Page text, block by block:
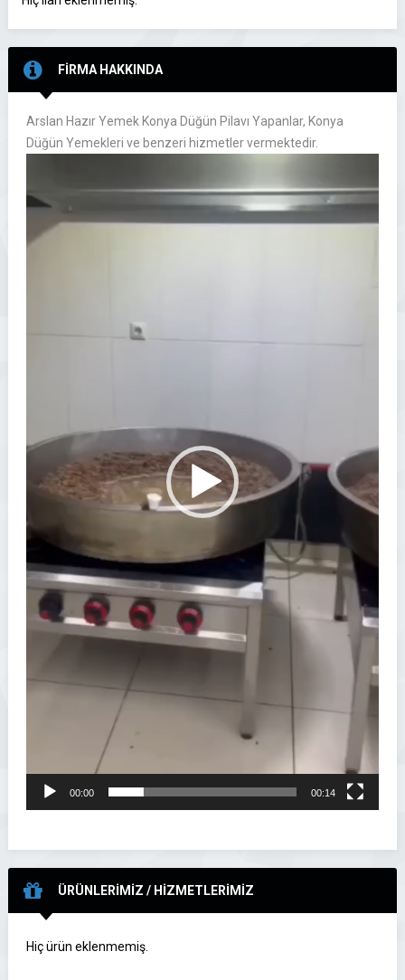
FİRMA HAKKINDA
Arslan Hazır Yemek Konya Düğün Pilavı Yapanlar, Konya
Düğün Yemekleri ve benzeri hizmetler vermektedir.
Video
00:00 00:14
ÜRÜNLERİMİZ / HİZMETLERİMİZ
Hiç ürün eklenmemiş.